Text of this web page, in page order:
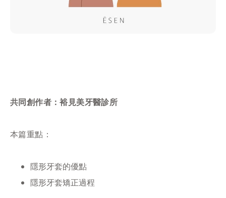
共同創作者：裕見美牙醫診所
本篇重點：
隱形牙套的優點
隱形牙套矯正過程